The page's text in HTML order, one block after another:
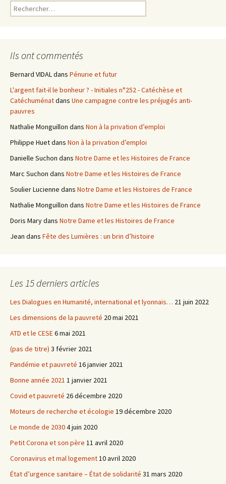
R
e
r
h
e
r
Ils ont commentés
Bernard VIDALdans Pénurie et futur
L'argent fait-il le bonheur ? - Initiales n°252 - Catéchèse et
Catéchuménatdans Une campagne contre les préjugés anti-
pauvres
Nathalie Monguillon dans Non à la privation d’emploi
Philippe Huetdans Non à la privation d’emploi
Danielle Suchon dans Notre Dame et les Histoires de France
Marc Suchon dans Notre Dame et les Histoires de France
Soulier Lucienne dans Notre Dame et les Histoires de France
Nathalie Monguillon dans Notre Dame et les Histoires de France
Doris Marydans Notre Dame et les Histoires de France
Jean dans Fête des Lumières : un brin d’histoire
Les 15 derniers articles
Les Dialogues en Humanité, international et lyonnais… 21 juin 2022
Les dimensions de la pauvreté 20 mai 2021
ATD et le CESE6 mai 2021
(pas de titre) 3 février 2021
Pandémie et pauvreté 16 janvier 2021
Bonne année 2021 1 janvier 2021
Covid et pauvreté 26 décembre 2020
Moteurs de recherche et écologie 19 décembre 2020
Le monde de 20304 juin 2020
Petit Corona et son père 11 avril 2020
Coronavirus et mal logement10 avril 2020
État d’urgence sanitaire – État de solidarité 31 mars 2020